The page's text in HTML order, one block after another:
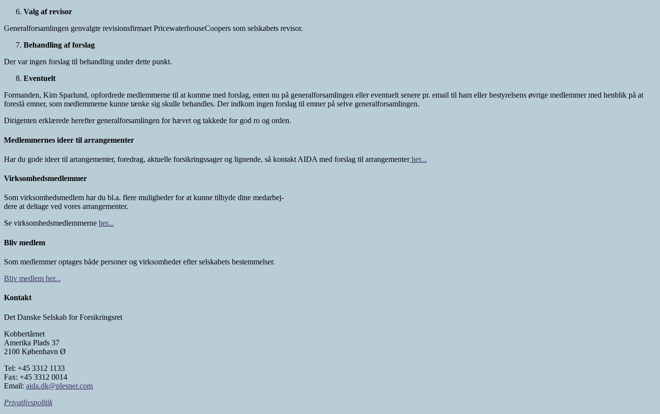
Valg af revisor
Generalforsamlingen genvalgte revisionsfirmaet PricewaterhouseCoopers som selskabets revisor.
Behandling af forslag
Der var ingen forslag til behandling under dette punkt.
Eventuelt
Formanden, Kim Sparlund, opfordrede medlemmerne til at komme med forslag, enten nu på generalforsamlingen eller eventuelt senere pr. email til ham eller bestyrelsens øvrige medlemmer med henblik på at
foreslå emner, som medlemmerne kunne tænke sig skulle behandles. Der indkom ingen forslag til emner på selve generalforsamlingen.
Dirigenten erklærede herefter generalforsamlingen for hævet og takkede for god ro og orden.
Medlemmernes ideer til arrangementer
Har du gode ideer til arrangementer, foredrag, aktuelle forsikringssager og lignende, så kontakt AIDA med forslag til arrangementerher...
Virksomhedsmedlemmer
Som virksomhedsmedlem har du bl.a. flere muligheder for at kunne tilbyde dine medarbej-
dere at deltage ved vores arrangementer.
Se virksomhedsmedlemmerne her...
Bliv medlem
Som medlemmer optages både personer og virksomheder efter selskabets bestemmelser.
Bliv medlem her...
Kontakt
Det Danske Selskab for Forsikringsret
Kobbertårnet
Amerika Plads 37
2100 København Ø
Tel: +45 3312 1133
Fax: +45 3312 0014
Email: aida.dk@plesner.com
Privatlivspolitik